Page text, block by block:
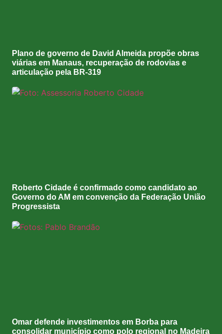
Plano de governo de David Almeida propõe obras
viárias em Manaus, recuperação de rodovias e
articulação pela BR-319
Roberto Cidade é confirmado como candidato ao
Governo do AM em convenção da Federação União
Progressista
Omar defende investimentos em Borba para
consolidar município como polo regional no Madeira